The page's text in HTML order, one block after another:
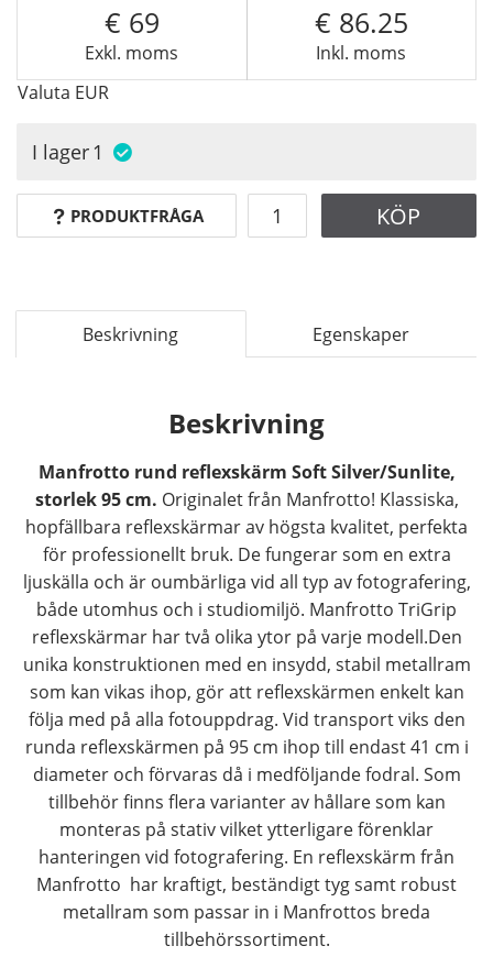
Exkl. moms
69
Inkl. moms
86.25
Valuta EUR
I lager 1
PRODUKTFRÅGA KÖP
Beskrivning Egenskaper
Beskrivning
Manfrotto rund reflexskärm Soft Silver/Sunlite,
storlek 95 cm. Originalet från Manfrotto! Klassiska,
hopfällbara reflexskärmar av högsta kvalitet, perfekta
för professionellt bruk. De fungerar som en extra
ljuskälla och är oumbärliga vid all typ av fotografering,
både utomhus och i studiomiljö. Manfrotto TriGrip
reflexskärmar har två olika ytor på varje modell.Den
unika konstruktionen med en insydd, stabil metallram
som kan vikas ihop, gör att reflexskärmen enkelt kan
följa med på alla fotouppdrag. Vid transport viks den
runda reflexskärmen på 95 cm ihop till endast 41 cm i
diameter och förvaras då i medföljande fodral. Som
tillbehör finns flera varianter av hållare som kan
monteras på stativ vilket ytterligare förenklar
hanteringen vid fotografering. En reflexskärm från
Manfrotto har kraftigt, beständigt tyg samt robust
metallram som passar in i Manfrottos breda
tillbehörssortiment.